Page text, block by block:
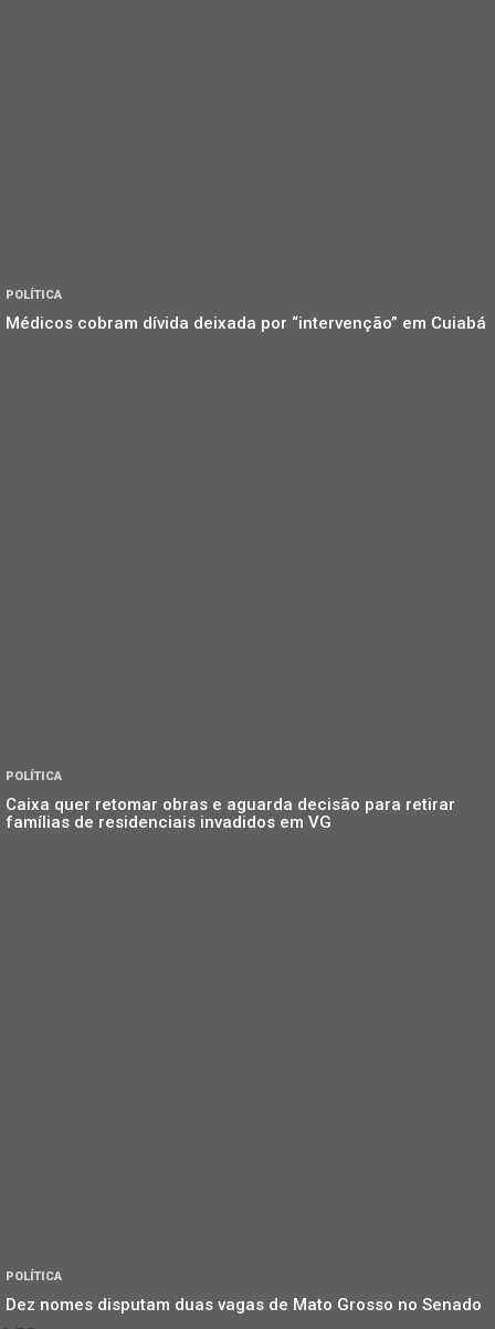
POLÍTICA
Médicos cobram dívida deixada por “intervenção” em Cuiabá
POLÍTICA
Caixa quer retomar obras e aguarda decisão para retirar
famílias de residenciais invadidos em VG
POLÍTICA
Dez nomes disputam duas vagas de Mato Grosso no Senado